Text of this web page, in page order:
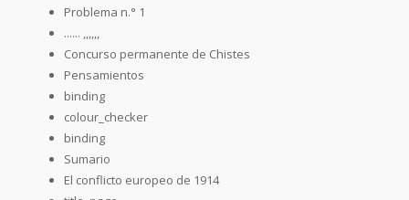
Problema n.° 1
...... ,,,,,,
Concurso permanente de Chistes
Pensamientos
binding
colour_checker
binding
Sumario
El conflicto europeo de 1914